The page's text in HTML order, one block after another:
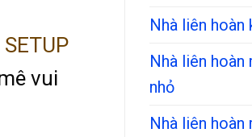
SETUP
vui
Nhà liên hoàn
Nhà liên hoàn
nhỏ
Nhà liên hoàn